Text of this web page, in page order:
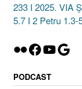
233 I 2025. VIA
5.7 I 2 Petru
Flickr
Facebook
PODCAST